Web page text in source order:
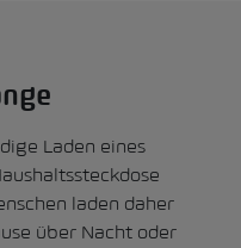
Laden eines
laden daher
über Nacht oder